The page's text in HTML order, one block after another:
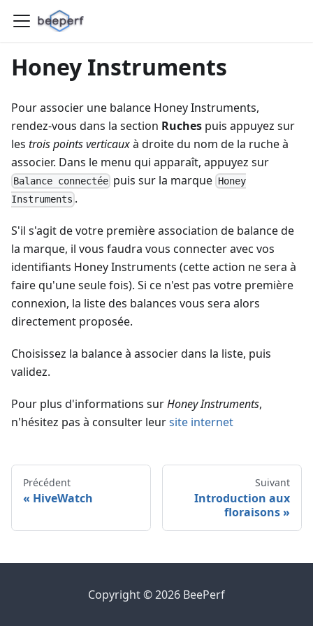
Honey Instruments
Pour associer une balance Honey Instruments,
rendez-vous dans la section Ruches puis appuyez sur
les trois points verticauxà droite du nom de la ruche à
associer. Dans le menu qui apparaît, appuyez sur
Balance connectée puis sur la marque Honey
Instruments .
S'il s'agit de votre première association de balance de
la marque, il vous faudra vous connecter avec vos
identifiants Honey Instruments (cette action ne sera à
faire qu'une seule fois). Si ce n'est pas votre première
connexion, la liste des balances vous sera alors
directement proposée.
Choisissez la balance à associer dans la liste, puis
validez.
Pour plus d'informations surHoney Instruments,
n'hésitez pas à consulter leursite internet
Précédent
HiveWatch
Suivant
Introduction aux
floraisons
Copyright © 2026 BeePerf